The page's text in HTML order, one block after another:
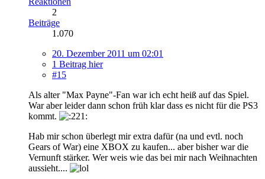
2
Beiträge
1.070
20. Dezember 2011 um 02:01
1 Beitrag hier
#15
Als alter "Max Payne"-Fan war ich echt heiß auf das Spiel.
War aber leider dann schon früh klar dass es nicht für die PS3
kommt.
Hab mir schon überlegt mir extra dafür (na und evtl. noch
Gears of War) eine XBOX zu kaufen... aber bisher war die
Vernunft stärker. Wer weis wie das bei mir nach Weihnachten
aussieht....